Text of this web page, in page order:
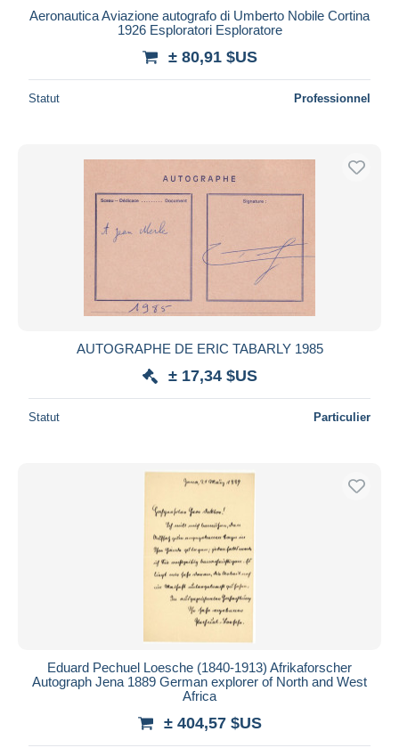
iDeal
Maestro
Résidence du vendeur
Appliquer
Aeronautica Aviazione autografo di Umberto Nobile Cortina
1926 Esploratori Esploratore
± 80,91 $US
Statut Professionnel
AUTOGRAPHE DE ERIC TABARLY 1985
± 17,34 $US
Statut Particulier
Eduard Pechuel Loesche (1840-1913) Afrikaforscher
Autograph Jena 1889 German explorer of North and West
Africa
± 404,57 $US